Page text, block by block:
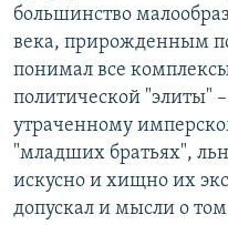
большинство
века, прирожденным
понимал все
политической "элиты"
утраченному
"младших братьях",
искусно и хищно их
допускал и мысли о